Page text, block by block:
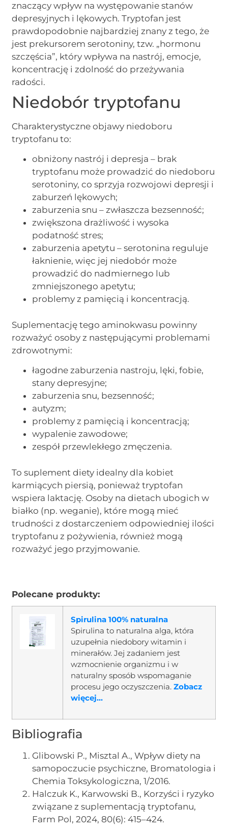
znaczący wpływ na występowanie stanów
depresyjnych i lękowych. Tryptofan jest
prawdopodobnie najbardziej znany z tego, że
jest prekursorem serotoniny, tzw. „hormonu
szczęścia”, który wpływa na nastrój, emocje,
koncentrację i zdolność do przeżywania
radości.
Niedobór tryptofanu
Charakterystyczne objawy niedoboru
tryptofanu to:
obniżony nastrój i depresja – brak
tryptofanu może prowadzić do niedoboru
serotoniny, co sprzyja rozwojowi depresji i
zaburzeń lękowych;
zaburzenia snu – zwłaszcza bezsenność;
zwiększona drażliwość i wysoka
podatność stres;
zaburzenia apetytu – serotonina reguluje
łaknienie, więc jej niedobór może
prowadzić do nadmiernego lub
zmniejszonego apetytu;
problemy z pamięcią i koncentracją.
Suplementację tego aminokwasu powinny
rozważyć osoby z następującymi problemami
zdrowotnymi:
łagodne zaburzenia nastroju, lęki, fobie,
stany depresyjne;
zaburzenia snu, bezsenność;
autyzm;
problemy z pamięcią i koncentracją;
wypalenie zawodowe;
zespół przewlekłego zmęczenia.
To suplement diety idealny dla kobiet
karmiących piersią, ponieważ tryptofan
wspiera laktację. Osoby na dietach ubogich w
białko (np. weganie), które mogą mieć
trudności z dostarczeniem odpowiedniej ilości
tryptofanu z pożywienia, również mogą
rozważyć jego przyjmowanie.
Polecane produkty:
Spirulina 100% naturalna
Spirulina to naturalna alga, która
uzupełnia niedobory witamin i
minerałów. Jej zadaniem jest
wzmocnienie organizmu i w
naturalny sposób wspomaganie
procesu jego oczyszczenia.Zobacz
więcej...
Bibliografia
Glibowski P., Misztal A., Wpływ diety na
samopoczucie psychiczne, Bromatologia i
Chemia Toksykologiczna, 1/2016.
Halczuk K., Karwowski B., Korzyści i ryzyko
związane z suplementacją tryptofanu,
Farm Pol, 2024, 80(6): 415–424.